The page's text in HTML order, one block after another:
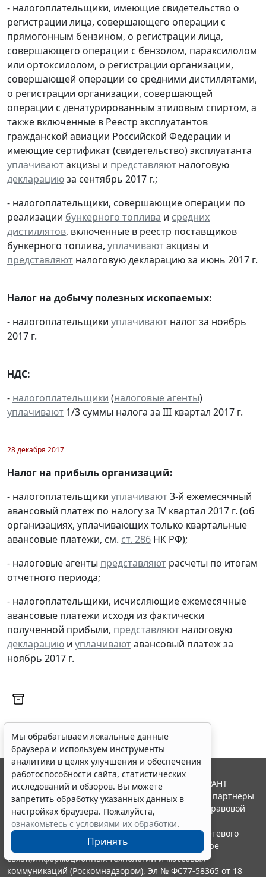
- налогоплательщики, имеющие свидетельство о
регистрации лица, совершающего операции с
прямогонным бензином, о регистрации лица,
совершающего операции с бензолом, параксилолом
или ортоксилолом, о регистрации организации,
совершающей операции со средними дистиллятами,
о регистрации организации, совершающей
операции с денатурированным этиловым спиртом, а
также включенные в Реестр эксплуатантов
гражданской авиации Российской Федерации и
имеющие сертификат (свидетельство) эксплуатанта
уплачиваютакцизы и представляют налоговую
декларациюза сентябрь 2017 г.;
- налогоплательщики, совершающие операции по
реализации бункерного топлива и средних
дистиллятов, включенные в реестр поставщиков
бункерного топлива, уплачиваютакцизы и
представляют налоговую декларацию за июнь 2017 г.
Налог на добычу полезных ископаемых:
- налогоплательщики уплачивают налог за ноябрь
2017 г.
НДС:
- налогоплательщики (налоговые агенты)
уплачивают 1/3 суммы налога за III квартал 2017 г.
28 декабря 2017
Налог на прибыль организаций:
- налогоплательщики уплачивают3-й ежемесячный
авансовый платеж по налогу за IV квартал 2017 г. (об
организациях, уплачивающих только квартальные
авансовые платежи, см. ст. 286 НК РФ);
- налоговые агенты представляют расчеты по итогам
отчетного периода;
- налогоплательщики, исчисляющие ежемесячные
авансовые платежи исходя из фактически
полученной прибыли, представляют налоговую
декларацию и уплачиваютавансовый платеж за
ноябрь 2017 г.
Мы обрабатываем локальные данные
браузера и используем инструменты
аналитики в целях улучшения и обеспечения
работоспособности сайта, статистических
исследований и обзоров. Вы можете
запретить обработку указанных данных в
настройках браузера. Пожалуйста,
ознакомьтесь с условиями их обработки.
Принять
© ООО "НПП "ГАРАНТ-СЕРВИС", 2026. Система ГАРАНТ
выпускается с 1990 года. Компания "Гарант" и ее партнеры
являются участниками Российской ассоциации правовой
информации ГАРАНТ.
Портал ГАРАНТ.РУ зарегистрирован в качестве сетевого
издания Федеральной службой по надзору в сфере
связи,информационных технологий и массовых
коммуникаций (Роскомнадзором), Эл № ФС77-58365 от 18